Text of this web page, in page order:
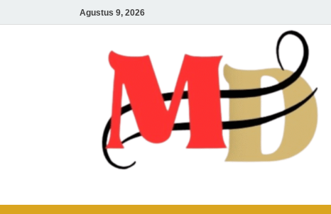
Agustus 9, 2026